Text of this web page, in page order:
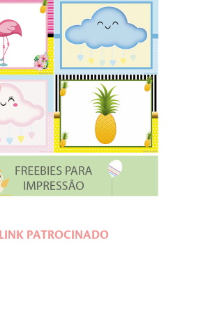
LINK PATROCINADO